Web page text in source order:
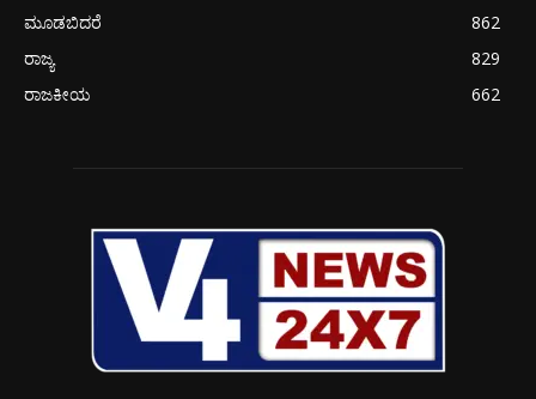
ಮೂಡಬಿದರೆ
862
ರಾಜ್ಯ
829
ರಾಜಕೀಯ
662